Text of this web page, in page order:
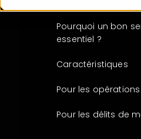
Pourquoi un bon
essentiel ?
Caractéristiques
Pour les
Pour les délits de